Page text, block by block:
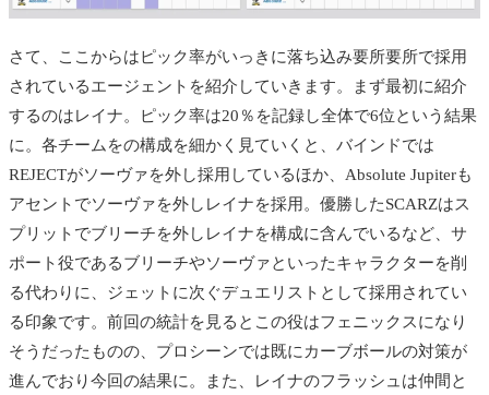
さて、ここからはピック率がいっきに落ち込み要所要所で採用
されているエージェントを紹介していきます。まず最初に紹介
するのはレイナ。ピック率は20％を記録し全体で6位という結果
に。各チームをの構成を細かく見ていくと、バインドでは
REJECTがソーヴァを外し採用しているほか、Absolute Jupiterも
アセントでソーヴァを外しレイナを採用。優勝したSCARZはス
プリットでブリーチを外しレイナを構成に含んでいるなど、サ
ポート役であるブリーチやソーヴァといったキャラクターを削
る代わりに、ジェットに次ぐデュエリストとして採用されてい
る印象です。前回の統計を見るとこの役はフェニックスになり
そうだったものの、プロシーンでは既にカーブボールの対策が
進んでおり今回の結果に。また、レイナのフラッシュは仲間と